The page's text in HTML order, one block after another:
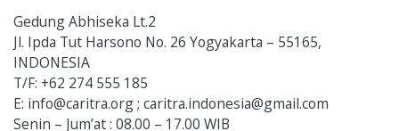
Gedung Abhiseka Lt.2
Jl. Ipda Tut Harsono No. 26 Yogyakarta – 55165,
INDONESIA
T/F: +62 274 555 185
E: info@caritra.org ; caritra.indonesia@gmail.com
Senin – Jum’at : 08.00 – 17.00 WIB